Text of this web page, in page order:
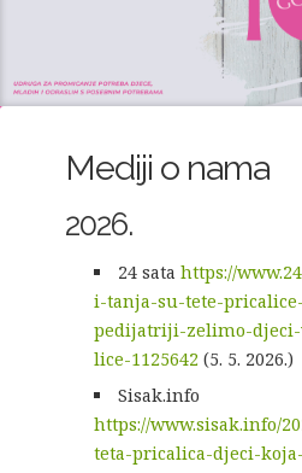
Mediji o nama
2026.
24 satahttps://
i-tanja-su-tete-
pedijatriji-zelimo-
lice-1125642(5. 5. 2026.)
Sisak.info
https://www.sisak.info/
teta-pricalica-djeci-